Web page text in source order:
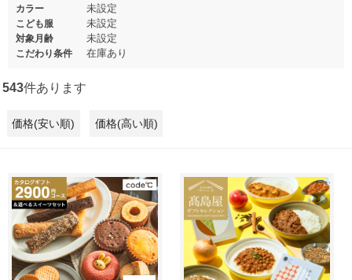
カラー 未設定
こども服 未設定
対象月齢 未設定
こだわり条件 在庫あり
543件あります
価格(安い順) 価格(高い順)